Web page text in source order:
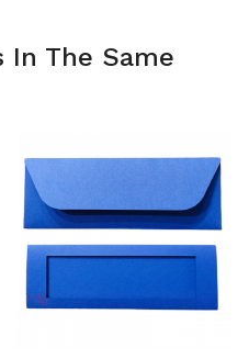
In The Same